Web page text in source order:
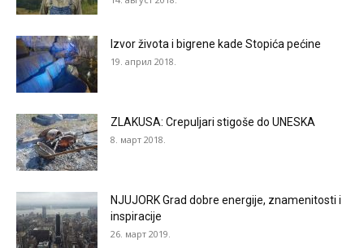
Izvor života i bigrene kade Stopića pećine
19. април 2018.
ZLAKUSA: Crepuljari stigoše do UNESKA
8. март 2018.
NJUJORK Grad dobre energije, znamenitosti i
inspiracije
26. март 2019.